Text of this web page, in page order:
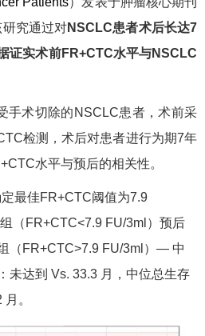
究通过对NSCLC患者术后长达7
证实术前FR+CTC水平与NSCLC
手术切除的NSCLC患者，术前采
检测，术后对患者进行为期7年
水平与预后的相关性。
最佳FR+CTC阈值为7.9
（FR+CTC<7.9 FU/3ml）预后
（FR+CTC>7.9 FU/3ml）— 中
未达到 Vs. 33.3 月，中位总生存
。